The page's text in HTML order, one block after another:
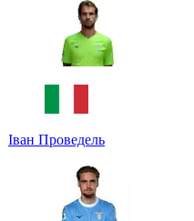
Іван Проведель